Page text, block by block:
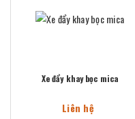
Xe đẩy khay bọc mica
Liên hệ